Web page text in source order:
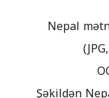
Nepal
Şəkildən